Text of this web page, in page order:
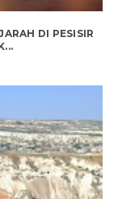
DI PESISIR